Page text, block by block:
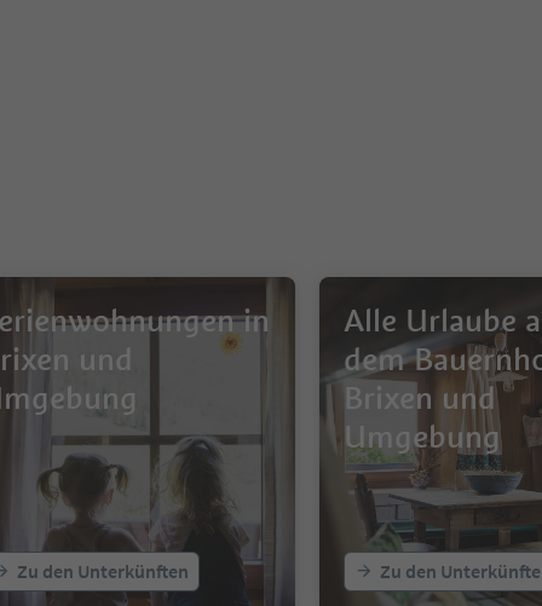
in
und
Zu den Unterkünften
Alle Urlaube
dem
Brixen und
Umgebung
Zu den